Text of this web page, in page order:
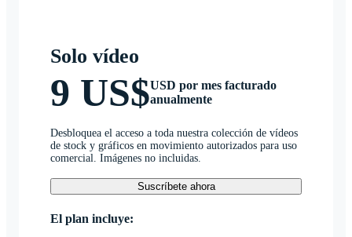
Solo vídeo
9 US$USD por mes facturado
anualmente
Desbloquea el acceso a toda nuestra colección de vídeos
de stock y gráficos en movimiento autorizados para uso
comercial. Imágenes no incluidas.
Suscríbete ahora
El plan incluye: